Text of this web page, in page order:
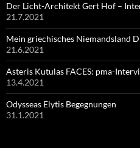
Der Licht-Architekt Gert Hof –
21.7.2021
Mein griechisches Niemandsland
21.6.2021
Asteris Kutulas FACES: pma-
13.4.2021
Odysseas Elytis Begegnungen
31.1.2021